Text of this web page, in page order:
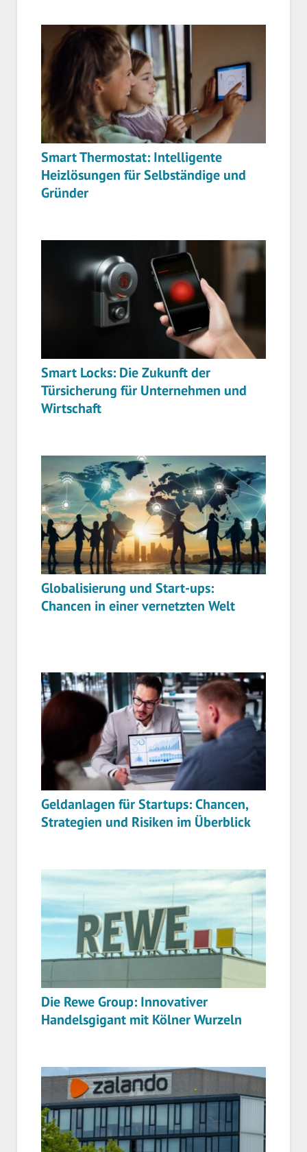
Smart Thermostat: Intelligente
Heizlösungen für Selbständige und
Gründer
Smart Locks: Die Zukunft der
Türsicherung für Unternehmen und
Wirtschaft
Globalisierung und Start-ups:
Chancen in einer vernetzten Welt
Geldanlagen für Startups: Chancen,
Strategien und Risiken im Überblick
Die Rewe Group: Innovativer
Handelsgigant mit Kölner Wurzeln